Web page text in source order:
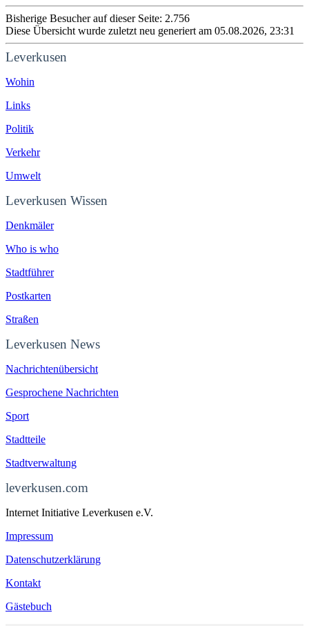
Bisherige Besucher auf dieser Seite: 2.756
Diese Übersicht wurde zuletzt neu generiert am 05.08.2026, 23:31
Leverkusen
Wohin
Links
Politik
Verkehr
Umwelt
Leverkusen Wissen
Denkmäler
Who is who
Stadtführer
Postkarten
Straßen
Leverkusen News
Nachrichtenübersicht
Gesprochene Nachrichten
Sport
Stadtteile
Stadtverwaltung
leverkusen.com
Internet Initiative Leverkusen e.V.
Impressum
Datenschutzerklärung
Kontakt
Gästebuch